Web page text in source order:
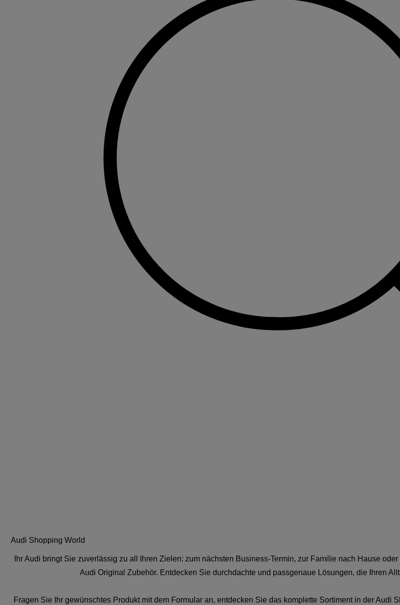
Audi Shopping World
Ihr Audi bringt Sie zuverlässig zu all Ihren Zielen: zum nächsten Business-Termin, zur Familie nach Hause
Audi Original Zubehör. Entdecken Sie durchdachte und passgenaue Lösungen, die Ihren
Fragen Sie Ihr gewünschtes Produkt mit dem Formular an, entdecken Sie das komplette Sortiment in der